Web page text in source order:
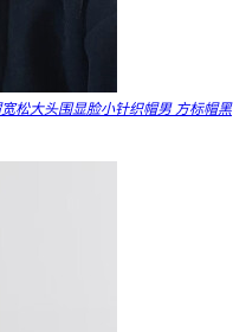
松大头围显脸小针织帽男 方标帽黑